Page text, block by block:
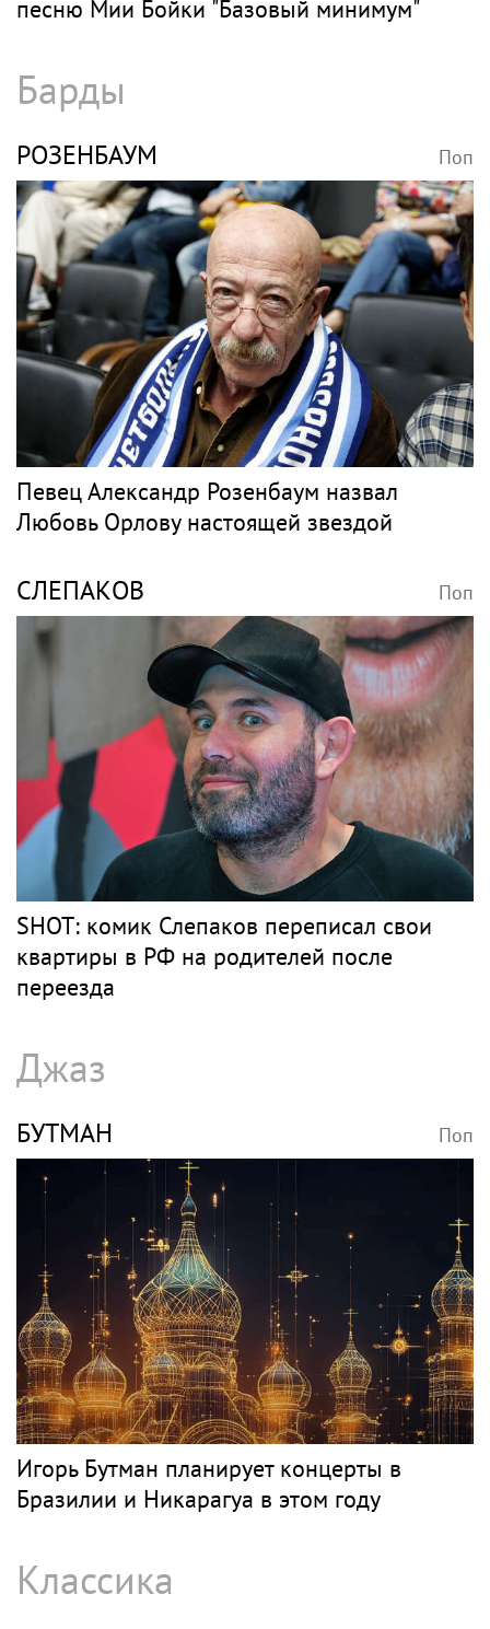
В России ликвидируют компанию Элджея
МОРГЕНШТЕРН Поп
Рэпер Моргенштерн исполнил на концерте
песню Мии Бойки "Базовый минимум"
Барды
РОЗЕНБАУМ Поп
Певец Александр Розенбаум назвал
Любовь Орлову настоящей звездой
СЛЕПАКОВ Поп
SHOT: комик Слепаков переписал свои